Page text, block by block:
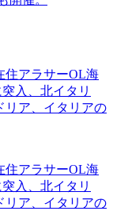
住アラサーOL海
入、北イタリ
リア、イタリアの
住アラサーOL海
入、北イタリ
リア、イタリアの